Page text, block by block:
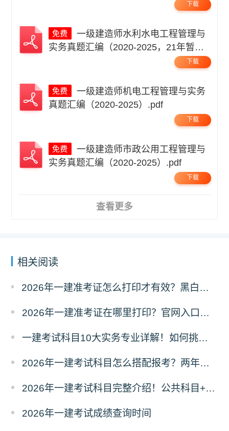
下载
一级建造师水利水电工程管理与
实务真题汇编（2020-2025，21年暂
下载
一级建造师机电工程管理与实务
真题汇编（2020-2025）.pdf
下载
一级建造师市政公用工程管理与
实务真题汇编（2020-2025）.pdf
下载
查看更多
相关阅读
2026年一建准考证怎么打印才有效？黑白彩打有区别吗？
2026年一建准考证在哪里打印？官网入口是什么？
一建考试科目10大实务专业详解！如何挑选？
2026年一建考试科目怎么搭配报考？两年滚动
2026年一建考试科目完整介绍！公共科目+专业科目
2026年一建考试成绩查询时间